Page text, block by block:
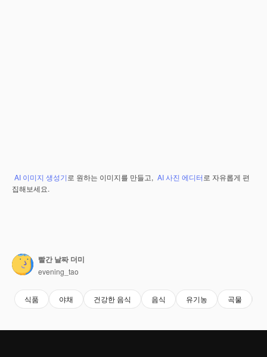
AI 이미지 생성기 로 원하는 이미지를 만들고, AI 사진 에디터 로 자유롭게 편
집해보세요.
빨간 날짜 더미
evening_tao
식품 야채 건강한 음식 음식 유기농 곡물